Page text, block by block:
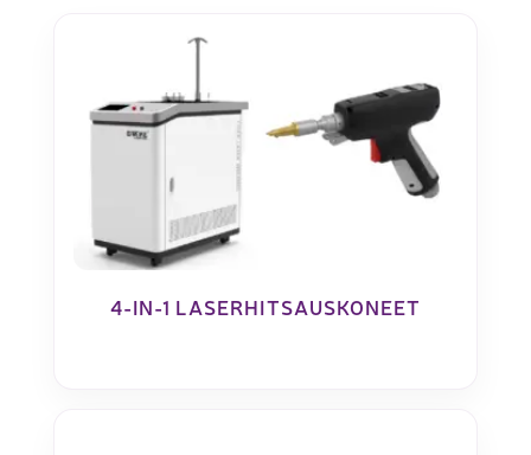
4-IN-1 LASERHITSAUSKONEET